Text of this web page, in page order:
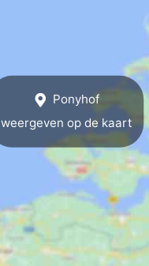
Ponyhof
weergeven op de kaart